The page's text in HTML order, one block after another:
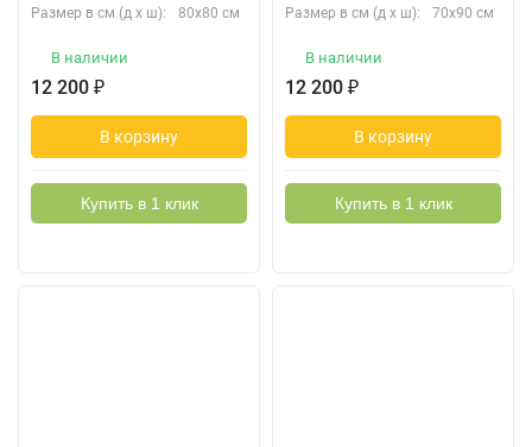
Размер в см (д х ш): 80х80 см
В наличии
12 200 ₽
В корзину
Купить в 1 клик
Размер в см (д х ш): 70х90 см
В наличии
12 200 ₽
В корзину
Купить в 1 клик